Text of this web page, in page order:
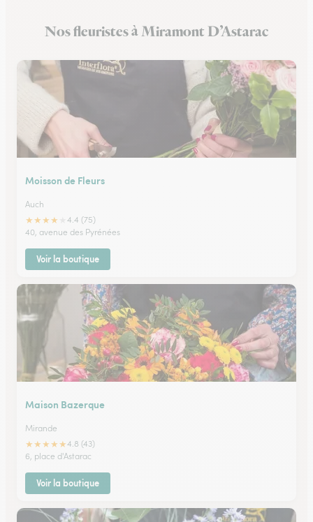
Fleuristes à Saint-Clar
Nos fleuristes à Miramont D’Astarac
Moisson de Fleurs
Auch
★★★★
4.4 (75)
40, avenue des Pyrénées
Voir la boutique
Maison Bazerque
Mirande
★★★★★4.8 (43)
6, place d'Astarac
Voir la boutique